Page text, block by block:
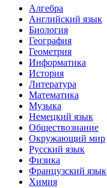
Алгебра
Английский язык
Биология
География
Геометрия
Информатика
История
Литература
Математика
Музыка
Немецкий язык
Обществознание
Окружающий мир
Русский язык
Физика
Французский язык
Химия